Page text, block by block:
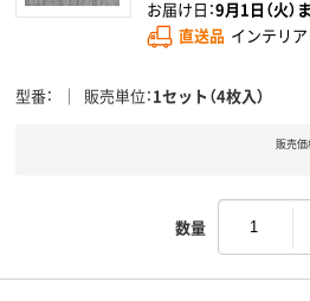
お届け日：9月1日（火）
直送品 インテリ
型番 販売単位 1セット（4枚入）
販売価
数量